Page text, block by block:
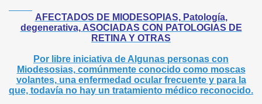
AFECTADOS DE MIODESOPIAS, Patología,
degenerativa, ASOCIADAS CON PATOLOGIAS DE
RETINA Y OTRAS
Por libre iniciativa de Algunas personas con
Miodesosias, comúnmente conocido como moscas
volantes, una enfermedad ocular frecuente y para la
que, todavía no hay un tratamiento médico reconocido.